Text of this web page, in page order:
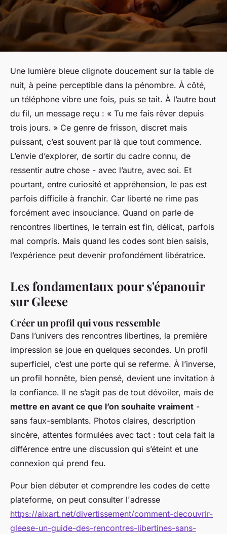
Une lumière bleue clignote doucement sur la table de
nuit, à peine perceptible dans la pénombre. À côté,
un téléphone vibre une fois, puis se tait. À l’autre bout
du fil, un message reçu : « Tu me fais rêver depuis
trois jours. » Ce genre de frisson, discret mais
puissant, c’est souvent par là que tout commence.
L’envie d’explorer, de sortir du cadre connu, de
ressentir autre chose - avec l’autre, avec soi. Et
pourtant, entre curiosité et appréhension, le pas est
parfois difficile à franchir. Car liberté ne rime pas
forcément avec insouciance. Quand on parle de
rencontres libertines, le terrain est fin, délicat, parfois
mal compris. Mais quand les codes sont bien saisis,
l’expérience peut devenir profondément libératrice.
Les fondamentaux pour s'épanouir
sur Gleese
Créer un profil qui vous ressemble
Dans l’univers des rencontres libertines, la première
impression se joue en quelques secondes. Un profil
superficiel, c’est une porte qui se referme. À l’inverse,
un profil honnête, bien pensé, devient une invitation à
la confiance. Il ne s’agit pas de tout dévoiler, mais de
mettre en avant ce que l’on souhaite vraiment -
sans faux-semblants. Photos claires, description
sincère, attentes formulées avec tact : tout cela fait la
différence entre une discussion qui s’éteint et une
connexion qui prend feu.
Pour bien débuter et comprendre les codes de cette
plateforme, on peut consulter l'adresse
https://aixart.net/divertissement/comment-decouvrir-
gleese-un-guide-des-rencontres-libertines-sans-